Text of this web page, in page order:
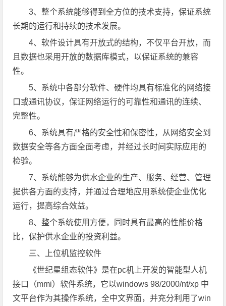
3、整个系统能够得到全方位的技术支持，保证系统
长期的运行和持续的技术发展。
4、软件设计具有开放式的结构，不仅平台开放，而
且数据也采用开放的数据库模式，以保证系统的兼容
性。
5、系统中各部分软件、硬件均具有标准化的网络接
口或通讯协议，保证网络运行的可靠性和通讯的连续、
完整性。
6、系统具有严格的安全性和保密性，从网络安全到
数据安全等各方面全面考虑，并经过长时间实际应用的
检验。
7、系统能够为供水企业的生产、服务、经营、管理
提供各方面的支持，并通过合理地应用系统使企业优化
运行，提高综合效益。
8、整个系统使用方便，同时具有最高的性能价格
比，保护供水企业的投资利益。
三、上位机监控软件
《世纪星组态软件》是在pc机上开发的智能型人机
接口（mmi）软件系统，它以windows 98/2000/nt/xp 中
文平台作为其操作系统，全中文界面，并充分利用了win